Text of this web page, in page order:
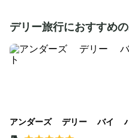
デリー旅行におすすめ
アンダーズ デリー バイ ハ